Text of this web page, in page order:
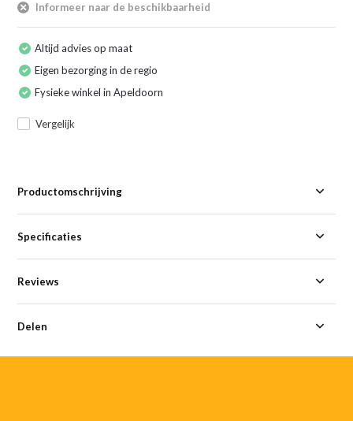
Informeer naar de beschikbaarheid
Altijd advies op maat
Eigen bezorging in de regio
Fysieke winkel in Apeldoorn
Vergelijk
Productomschrijving
Specificaties
Reviews
Delen